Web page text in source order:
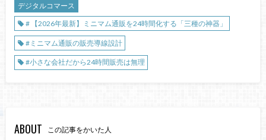
デジタルコマース
# 【2026年最新】ミニマム通販を24時間化する「三種の神器」
#ミニマム通販の販売導線設計
#小さな会社だから24時間販売は無理
ABOUT この記事をかいた人